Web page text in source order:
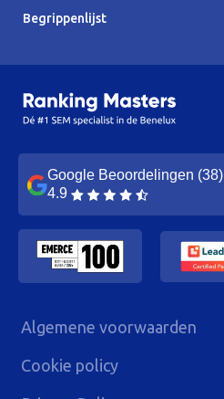
Begrippenlijst
Google Beoordelingen (38)
4.9
Algemene voorwaarden
Cookie policy